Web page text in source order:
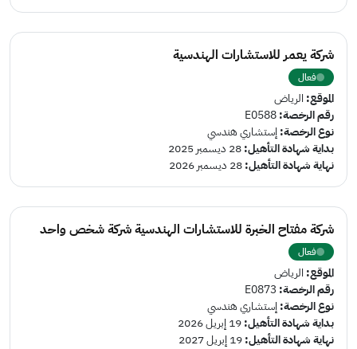
شركة يعمر للاستشارات الهندسية
فعال
الموقع: الرياض
رقم الرخصة:E0588
نوع الرخصة: إستشاري هندسي
بداية شهادة التأهيل:28 ديسمبر 2025
نهاية شهادة التأهيل:28 ديسمبر 2026
شركة مفتاح الخبرة للاستشارات الهندسية شركة شخص واحد
فعال
الموقع: الرياض
رقم الرخصة: E0873
نوع الرخصة: إستشاري هندسي
بداية شهادة التأهيل:19 إبريل 2026
نهاية شهادة التأهيل:19 إبريل 2027